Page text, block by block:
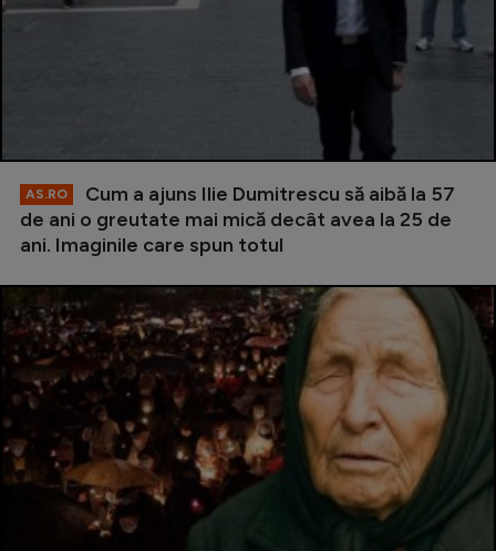
AS.RO
Cum a ajuns Ilie Dumitrescu să aibă la 57
de ani o greutate mai mică decât avea la 25 de
ani. Imaginile care spun totul